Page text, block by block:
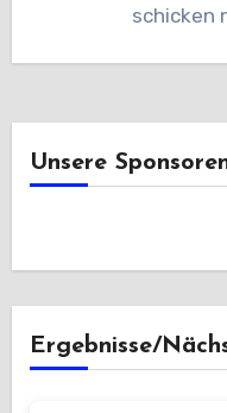
schicken
Unsere
Ergebnisse/